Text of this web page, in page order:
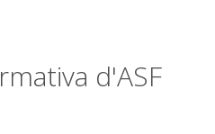
d'ASF